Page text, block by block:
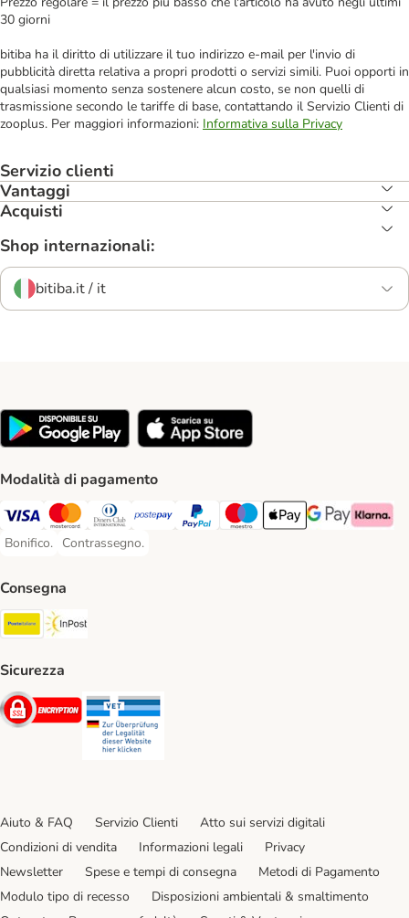
30 giorni
bitiba ha il diritto di utilizzare il tuo indirizzo e-mail per l'invio di
pubblicità diretta relativa a propri prodotti o servizi simili. Puoi opporti in
qualsiasi momento senza sostenere alcun costo, se non quelli di
trasmissione secondo le tariffe di base, contattando il Servizio Clienti di
zooplus. Per maggiori informazioni: Informativa sulla Privacy
Servizio clienti
Vantaggi
Acquisti
Shop internazionali:
bitiba.it / it
Modalità di pagamento
Visa. Payment Method
Mastercard. Payment Method
Diners Club. Payment Method
Postepay. Payment Method
PayPal. Payment Method
Maestro. Payment Method
Apple pay. Payment
Google Pay
Klarna
Bonifico.
Bonifico. Payment Method
Contrassegno.
Contrassegno. Payment Method
Consegna
Poste Italiane. Shipping Method
Sicurezza
Security
Aiuto & FAQ Servizio Clienti
Atto sui servizi digitali
Condizioni di vendita
Informazioni legali
Privacy
Newsletter
Spese e tempi di consegna
Metodi di Pagamento
Modulo tipo di recesso
Disposizioni ambientali & smaltimento